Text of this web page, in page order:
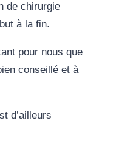
de chirurgie
à la fin.
pour nous que
conseillé et à
d’ailleurs